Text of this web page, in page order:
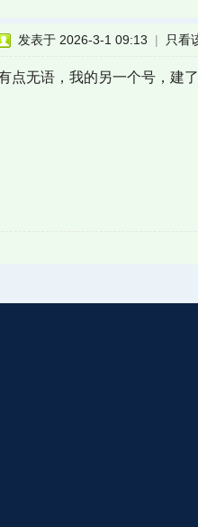
发表于 2026-3-1 09:13 | 只看
点无语，我的另一个号，建